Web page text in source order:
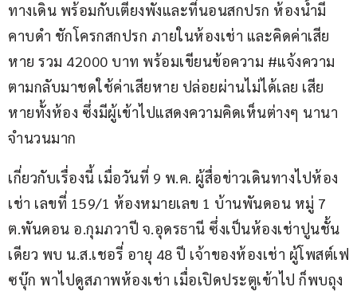
ทางเดิน พร้อมกับเตียงพังและที่นอนสกปรก ห้องน้ำมี
คาบดำ ชักโครกสกปรก ภายในห้องเช่า และคิดค่าเสีย
หาย รวม 42000 บาท พร้อมเขียนข้อความ #แจ้งความ
ตามกลับมาชดใช้ค่าเสียหาย ปล่อยผ่านไม่ได้เลย เสีย
หายทั้งห้อง ซึ่งมีผู้เข้าไปแสดงความคิดเห็นต่างๆ นานา
จำนวนมาก
เกี่ยวกับเรื่องนี้ เมื่อวันที่ 9 พ.ค. ผู้สื่อข่าวเดินทางไปห้อง
เช่า เลขที่ 159/1 ห้องหมายเลข 1 บ้านพันดอน หมู่ 7
ต.พันดอน อ.กุมภวาปี จ.อุดรธานี ซึ่งเป็นห้องเช่าปูนชั้น
เดียว พบ น.ส.เชอรี่ อายุ 48 ปี เจ้าของห้องเช่า ผู้โพสต์เฟ
ซบุ๊ก พาไปดูสภาพห้องเช่า เมื่อเปิดประตูเข้าไป ก็พบถุง